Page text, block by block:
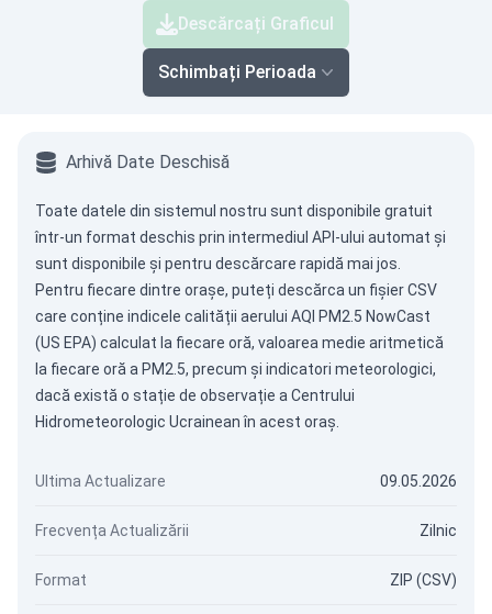
Descărcați Graficul
Schimbați Perioada
Arhivă Date Deschisă
Toate datele din sistemul nostru sunt disponibile gratuit
într-un format deschis prin intermediul API-ului automat și
sunt disponibile și pentru descărcare rapidă mai jos.
Pentru fiecare dintre orașe, puteți descărca un fișier CSV
care conține indicele calității aerului AQI PM2.5 NowCast
(US EPA) calculat la fiecare oră, valoarea medie aritmetică
la fiecare oră a PM2.5, precum și indicatori meteorologici,
dacă există o stație de observație a Centrului
Hidrometeorologic Ucrainean în acest oraș.
Ultima Actualizare 09.05.2026
Frecvența Actualizării Zilnic
Format ZIP (CSV)